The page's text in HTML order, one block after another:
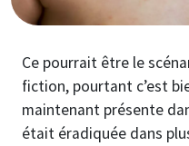
Ce pourrait être le
fiction, pourtant c’est
maintenant présente
était éradiquée dans